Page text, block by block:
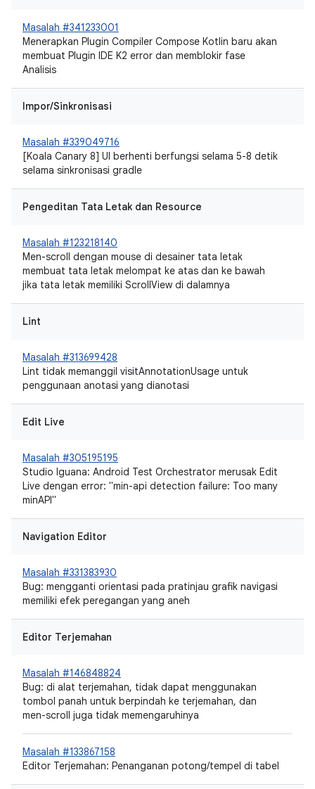
Masalah #341233001
Menerapkan Plugin Compiler Compose Kotlin baru akan
membuat Plugin IDE K2 error dan memblokir fase
Analisis
Impor/Sinkronisasi
Masalah #339049716
[Koala Canary 8] UI berhenti berfungsi selama 5-8 detik
selama sinkronisasi gradle
Pengeditan Tata Letak dan Resource
Masalah #123218140
Men-scroll dengan mouse di desainer tata letak
membuat tata letak melompat ke atas dan ke bawah
jika tata letak memiliki ScrollView di dalamnya
Lint
Masalah #313699428
Lint tidak memanggil visitAnnotationUsage untuk
penggunaan anotasi yang dianotasi
Edit Live
Masalah #305195195
Studio Iguana: Android Test Orchestrator merusak Edit
Live dengan error: "min-api detection failure: Too many
minAPI"
Navigation Editor
Masalah #331383930
Bug: mengganti orientasi pada pratinjau grafik navigasi
memiliki efek peregangan yang aneh
Editor Terjemahan
Masalah #146848824
Bug: di alat terjemahan, tidak dapat menggunakan
tombol panah untuk berpindah ke terjemahan, dan
men-scroll juga tidak memengaruhinya
Masalah #133867158
Editor Terjemahan: Penanganan potong/tempel di tabel